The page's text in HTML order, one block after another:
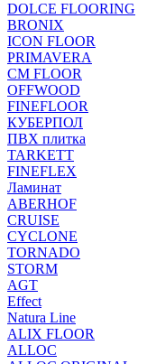
DOLCE FLOORING
BRONIX
ICON FLOOR
PRIMAVERA
CM FLOOR
OFFWOOD
FINEFLOOR
КУБЕРПОЛ
ПВХ плитка
TARKETT
FINEFLEX
Ламинат
ABERHOF
CRUISE
CYCLONE
TORNADO
STORM
AGT
Effect
Natura Line
ALIX FLOOR
ALLOC